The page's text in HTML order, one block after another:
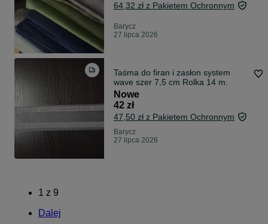
64,32 zł z Pakietem Ochronnym
Barycz
27 lipca 2026
Taśma do firan i zasłon system
wave szer 7,5 cm Rolka 14 m.
Nowe
42 zł
47,50 zł z Pakietem Ochronnym
Barycz
27 lipca 2026
1 z 9
Dalej